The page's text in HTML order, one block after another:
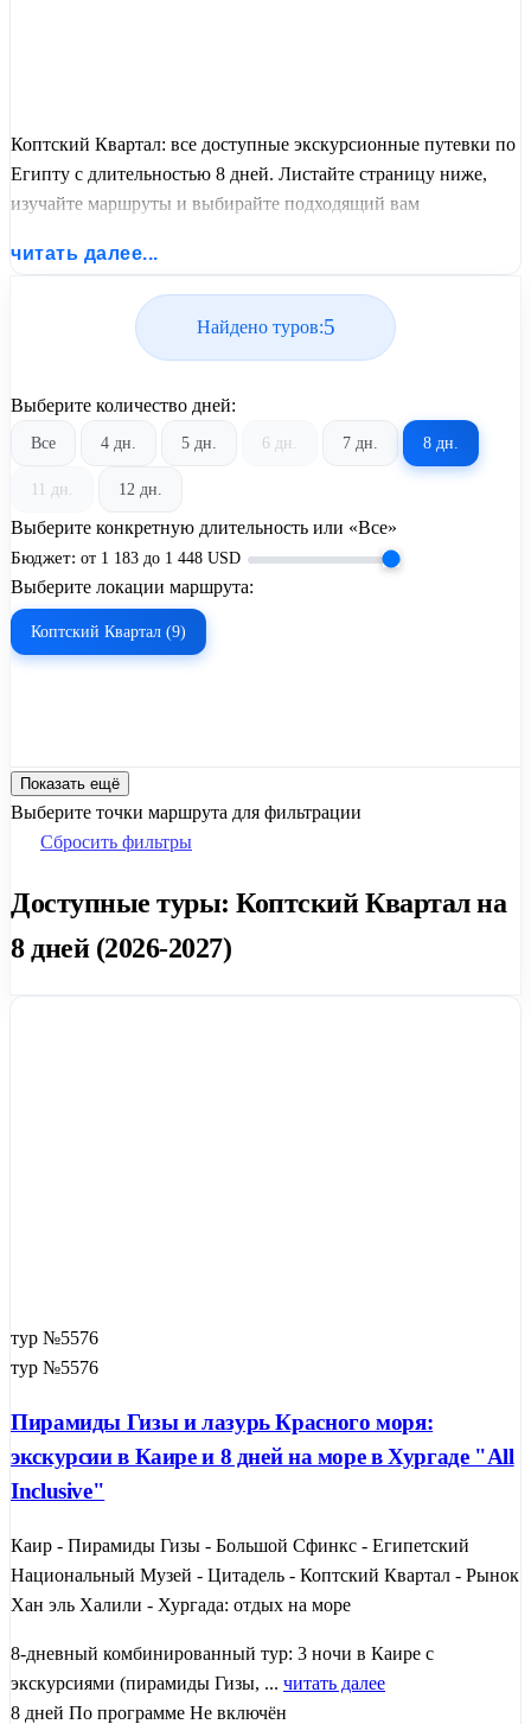
Коптский Квартал: все доступные экскурсионные путевки по
Египту с длительностью 8 дней. Листайте страницу ниже,
изучайте маршруты и выбирайте подходящий вам
United Travel Systems.
читать далее...
Найдено туров:5
Выберите количество дней:
Все 4 дн. 5 дн. 6 дн. 7 дн. 8 дн.
11 дн. 12 дн.
Выберите конкретную длительность или «Все»
Бюджет: от 1 183 до 1 448 USD
Выберите локации маршрута:
Коптский Квартал (9)
Показать ещё
Выберите точки маршрута для фильтрации
Сбросить фильтры
Доступные туры: Коптский Квартал на
8 дней (2026-2027)
тур №5576
тур №5576
Пирамиды Гизы и лазурь Красного моря:
экскурсии в Каире и 8 дней на море в Хургаде "All
Inclusive"
Каир - Пирамиды Гизы - Большой Сфинкс - Египетский
Национальный Музей - Цитадель - Коптский Квартал - Рынок
Хан эль Халили - Хургада: отдых на море
8-дневный комбинированный тур: 3 ночи в Каире с
экскурсиями (пирамиды Гизы, ... читать далее
8 дней По программе Не включён